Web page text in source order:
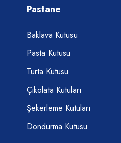
Pastane
Baklava Kutusu
Pasta Kutusu
Turta Kutusu
Çikolata Kutuları
Şekerleme Kutuları
Dondurma Kutusu